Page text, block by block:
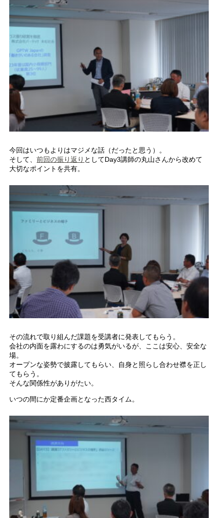
今回はいつもよりはマジメな話（だったと思う）。
そして、前回の振り返り としてDay3講師の丸山さんから改めて
大切なポイントを共有。
その流れで取り組んだ課題を受講者に発表してもらう。
会社の内面を露わにするのは勇気がいるが、ここは安心、安全な
場。
オープンな姿勢で披露してもらい、自身と照らし合わせ襟を正し
てもらう。
そんな関係性がありがたい。
いつの間にか定番企画となった西タイム。